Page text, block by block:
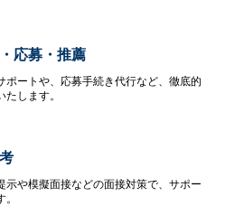
応募・推薦
ポートや、応募手続き代行など、徹底的
たします。
示や模擬面接などの面接対策で、サポー